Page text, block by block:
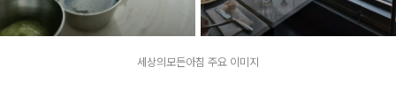
세상의모든아침 주요 이미지